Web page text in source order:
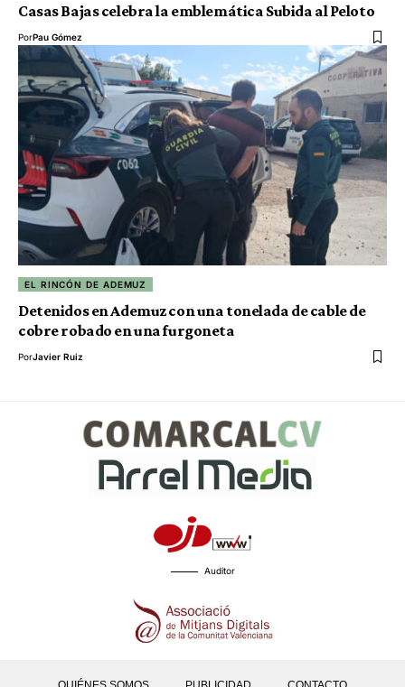
Casas Bajas celebra la emblemática Subida al Peloto
PorPau Gómez
EL RINCÓN DE ADEMUZ
Detenidos en Ademuz con una tonelada de cable de
cobre robado en una furgoneta
PorJavier Ruiz
Auditor